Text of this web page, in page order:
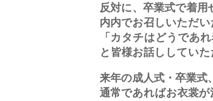
反対に、卒業式で着用
内内でお召しいただ
「カタチはどうであ
と皆様お話ししていた
来年の成人式・卒業式、
通常であればお衣裳が